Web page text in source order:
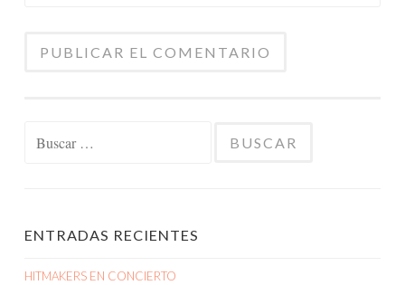
ENTRADAS RECIENTES
HITMAKERS EN CONCIERTO